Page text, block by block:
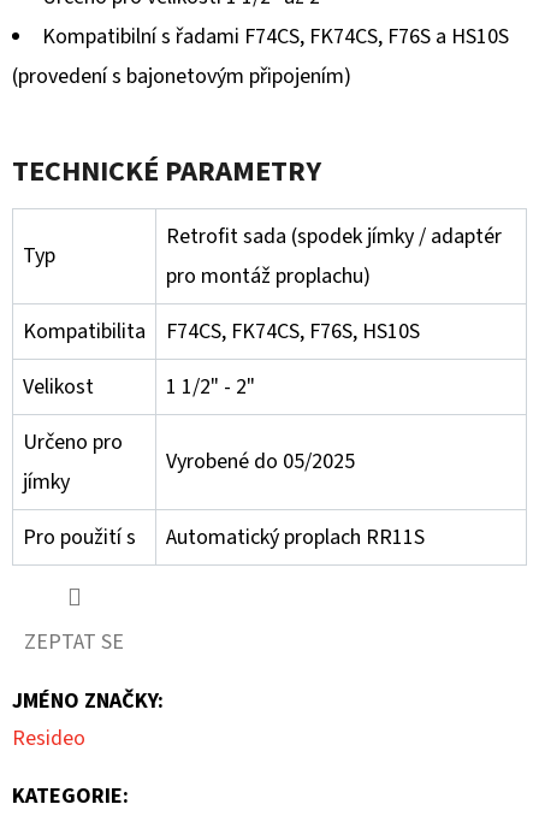
Kompatibilní s řadami F74CS, FK74CS, F76S a HS10S
(provedení s bajonetovým připojením)
TECHNICKÉ PARAMETRY
Typ
Retrofit sada (spodek jímky / adaptér
pro montáž proplachu)
Kompatibilita
F74CS, FK74CS, F76S, HS10S
Velikost
1 1/2" - 2"
Určeno pro
jímky
Vyrobené do 05/2025
Pro použití s Automatický proplach RR11S
ZEPTAT SE
JMÉNO ZNAČKY:
Resideo
KATEGORIE: